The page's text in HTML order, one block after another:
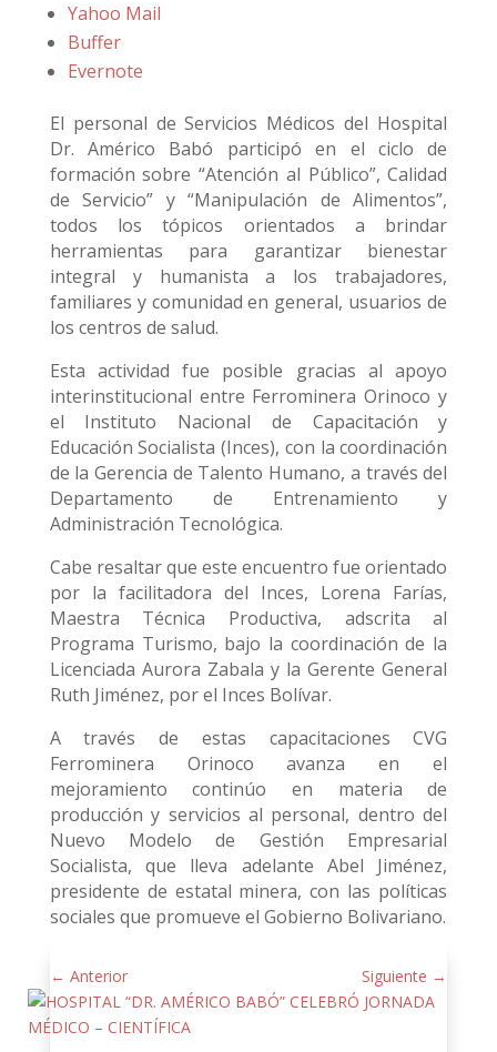
Yahoo Mail
Buffer
Evernote
El personal de Servicios Médicos del Hospital
Dr. Américo Babó participó en el ciclo de
formación sobre “Atención al Público”, Calidad
de Servicio” y “Manipulación de Alimentos”,
todos los tópicos orientados a brindar
herramientas para garantizar bienestar
integral y humanista a los trabajadores,
familiares y comunidad en general, usuarios de
los centros de salud.
Esta actividad fue posible gracias al apoyo
interinstitucional entre Ferrominera Orinoco y
el Instituto Nacional de Capacitación y
Educación Socialista (Inces), con la coordinación
de la Gerencia de Talento Humano, a través del
Departamento de Entrenamiento y
Administración Tecnológica.
Cabe resaltar que este encuentro fue orientado
por la facilitadora del Inces, Lorena Farías,
Maestra Técnica Productiva, adscrita al
Programa Turismo, bajo la coordinación de la
Licenciada Aurora Zabala y la Gerente General
Ruth Jiménez, por el Inces Bolívar.
A través de estas capacitaciones CVG
Ferrominera Orinoco avanza en el
mejoramiento continúo en materia de
producción y servicios al personal, dentro del
Nuevo Modelo de Gestión Empresarial
Socialista, que lleva adelante Abel Jiménez,
presidente de estatal minera, con las políticas
sociales que promueve el Gobierno Bolivariano.
← Anterior Siguiente →